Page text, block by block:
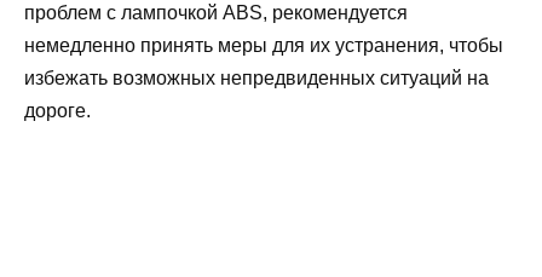
проблем с лампочкой ABS, рекомендуется
немедленно принять меры для их устранения, чтобы
избежать возможных непредвиденных ситуаций на
дороге.